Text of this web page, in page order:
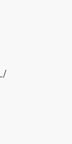
月18日
月11日（19:00